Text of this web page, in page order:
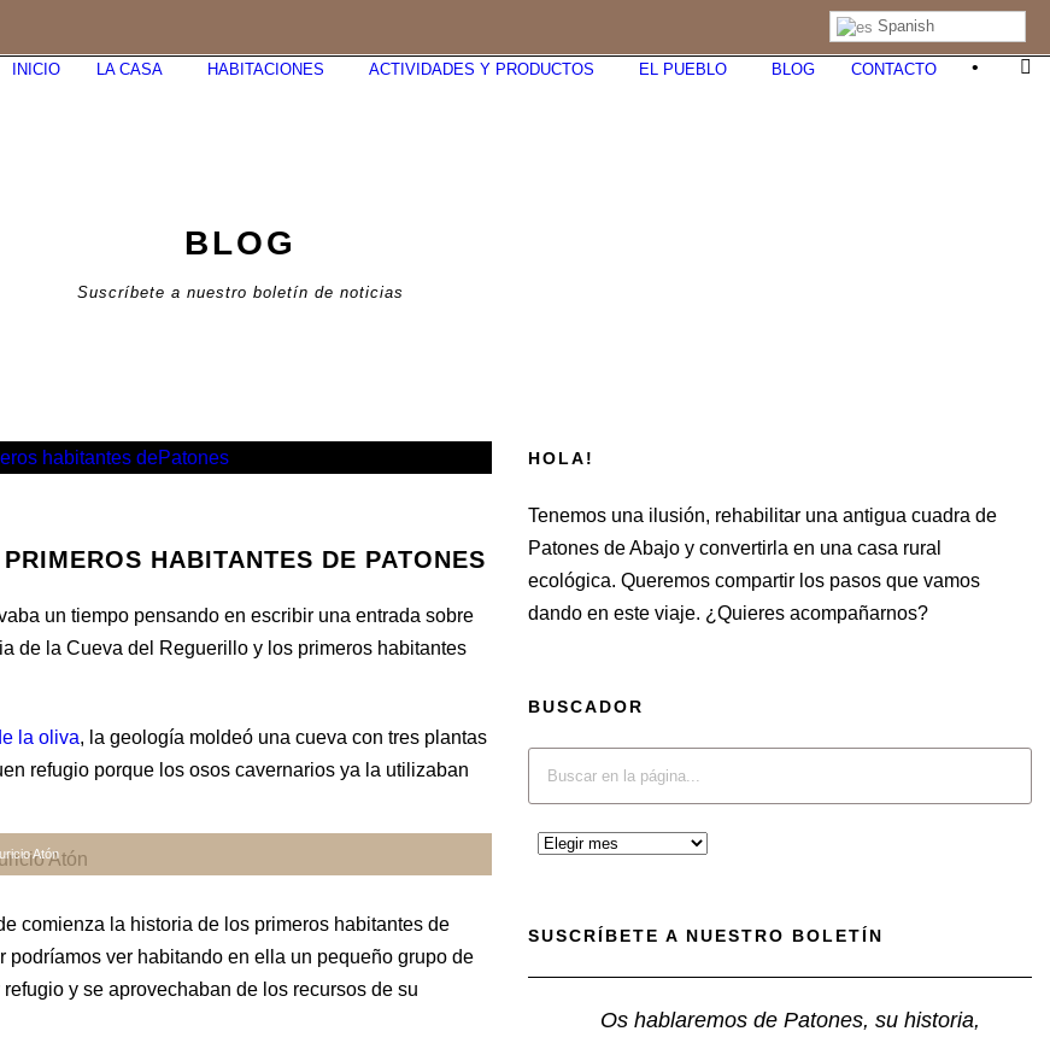
Spanish
INICIO LA CASA HABITACIONES ACTIVIDADES Y PRODUCTOS EL PUEBLO BLOG CONTACTO •
BLOG
Suscríbete a nuestro boletín de noticias
HABITANTES DE PATONES
un tiempo pensando en escribir una entrada sobre
de la Cueva del Reguerillo y los primeros habitantes
la oliva, la geología moldeó una cueva con tres plantas
refugio porque los osos cavernarios ya la utilizaban
Atón
comienza la historia de los primeros habitantes de
ver habitando en ella un pequeño grupo de
y se aprovechaban de los recursos de su
HOLA!
Tenemos una ilusión, rehabilitar una antigua cuadra de
Patones de Abajo y convertirla en una casa rural
ecológica. Queremos compartir los pasos que vamos
dando en este viaje. ¿Quieres acompañarnos?
BUSCADOR
SUSCRÍBETE A NUESTRO BOLETÍN
Os hablaremos de Patones, su historia,